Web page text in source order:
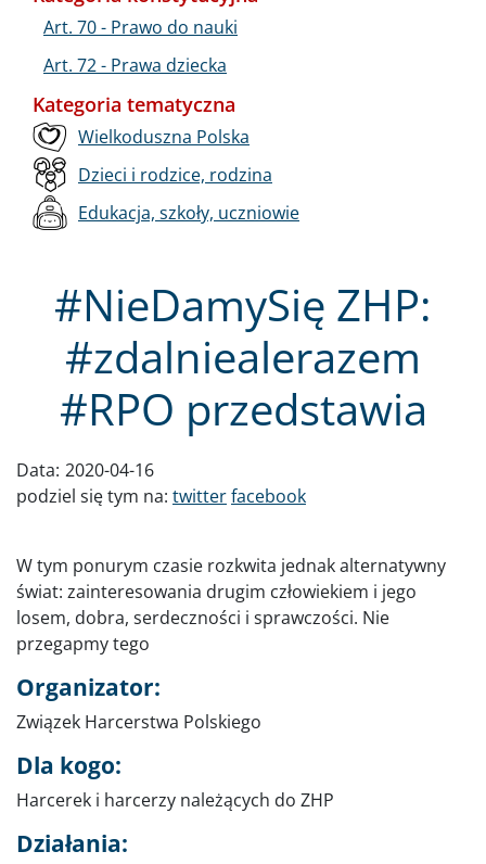
#NieDamySię ZHP:
#zdalniealerazem
#RPO przedstawia
Data: 2020-04-16
podziel się tym na: twitterfacebook
W tym ponurym czasie rozkwita jednak alternatywny
świat: zainteresowania drugim człowiekiem i jego
losem, dobra, serdeczności i sprawczości. Nie
przegapmy tego
Organizator:
Związek Harcerstwa Polskiego
Dla kogo:
Harcerek i harcerzy należących do ZHP
Działania:
Art. 70 - Prawo do nauki
Art. 72 - Prawa dziecka
Kategoria tematyczna
Wielkoduszna Polska
Dzieci i rodzice, rodzina
Edukacja, szkoły, uczniowie